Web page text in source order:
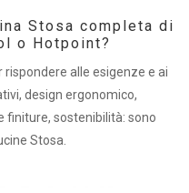
Stosa completa di
o Hotpoint?
rispondere alle esigenze e ai
design ergonomico,
finiture, sostenibilità: sono
Stosa.